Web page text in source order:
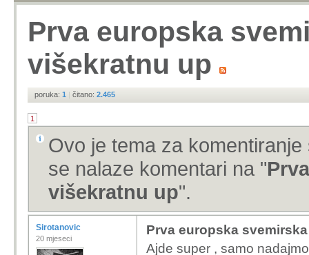
Prva europska
višekratnu up
poruka: 1 | čitano: 2.465
1
Ovo je tema za
se nalaze komentari na "
višekratnu up".
Sirotanovic
20 mjeseci
Prva europska
Ajde super , samo